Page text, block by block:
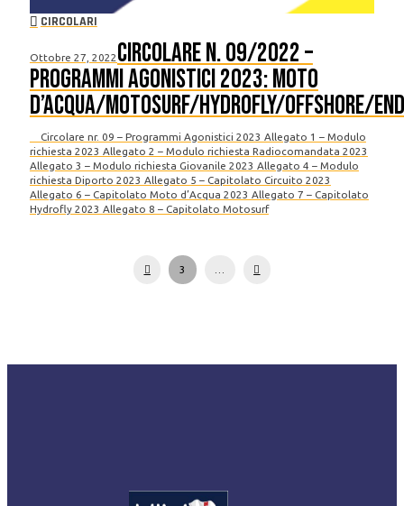
CIRCOLARI
Ottobre 27, 2022Circolare n. 09/2022 –
Programmi agonistici 2023: Moto
d’Acqua/Motosurf/Hydrofly/Offshore/
Circolare nr. 09 – Programmi Agonistici 2023 Allegato 1 – Modulo
richiesta 2023 Allegato 2 – Modulo richiesta Radiocomandata 2023
Allegato 3 – Modulo richiesta Giovanile 2023 Allegato 4 – Modulo
richiesta Diporto 2023 Allegato 5 – Capitolato Circuito 2023
Allegato 6 – Capitolato Moto d’Acqua 2023 Allegato 7 – Capitolato
Hydrofly 2023 Allegato 8 – Capitolato Motosurf
Prev 3